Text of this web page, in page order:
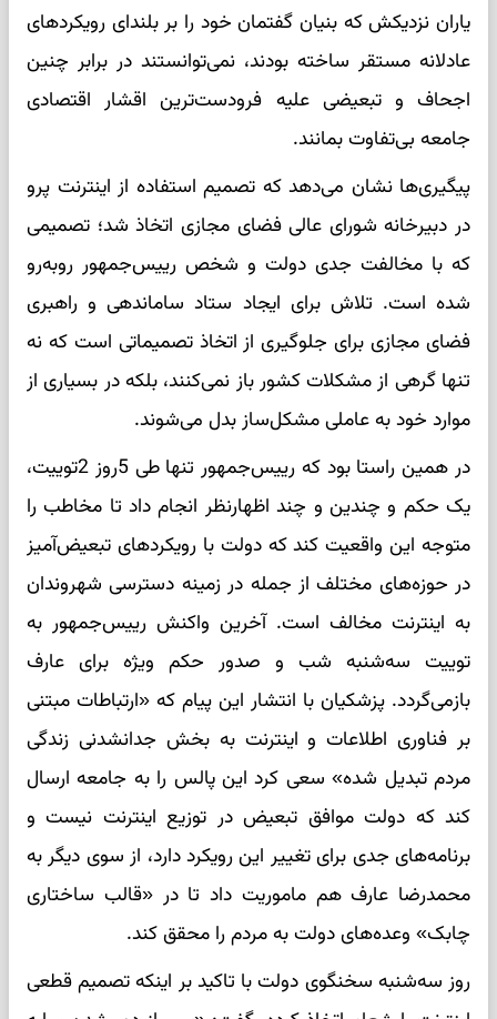
یاران نزدیکش که بنیان گفتمان خود را بر بلندای رویکردهای
عادلانه مستقر ساخته بودند، نمی‌توانستند در برابر چنین
اجحاف و تبعیضی علیه فرودست‌ترین اقشار اقتصادی
جامعه بی‌تفاوت بمانند.
پیگیری‌ها نشان می‌دهد که تصمیم استفاده از اینترنت پرو
در دبیرخانه شورای عالی فضای مجازی اتخاذ شد؛ تصمیمی
که با مخالفت جدی دولت و شخص رییس‌جمهور روبه‌رو
شده است. تلاش برای ایجاد ستاد ساماندهی و راهبری
فضای مجازی برای جلوگیری از اتخاذ تصمیماتی است که نه
تنها گرهی از مشکلات کشور باز نمی‌کنند، بلکه در بسیاری از
موارد خود به عاملی مشکل‌ساز بدل می‌شوند.
در همین راستا بود که رییس‌جمهور تنها طی 5روز 2توییت،
یک حکم و چندین و چند اظهارنظر انجام داد تا مخاطب را
متوجه این واقعیت کند که دولت با رویکردهای تبعیض‌آمیز
در حوزه‌های مختلف از جمله در زمینه دسترسی شهروندان
به اینترنت مخالف است. آخرین واکنش رییس‌جمهور به
توییت سه‌شنبه شب و صدور حکم ویژه برای عارف
بازمی‌گردد. پزشکیان با انتشار این پیام که «ارتباطات مبتنی
بر فناوری اطلاعات و اینترنت به بخش جدانشدنی زندگی
مردم تبدیل شده» سعی کرد این پالس را به جامعه ارسال
کند که دولت موافق تبعیض در توزیع اینترنت نیست و
برنامه‌های جدی برای تغییر این رویکرد دارد، از سوی دیگر به
محمدرضا عارف هم ماموریت داد تا در «قالب ساختاری
چابک» وعده‌های دولت به مردم را محقق کند.
روز سه‌شنبه سخنگوی دولت با تاکید بر اینکه تصمیم قطعی